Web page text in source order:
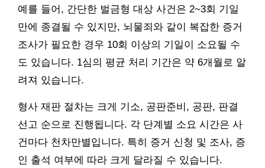
예를 들어, 간단한 벌금형 대상 사건은 2~3회 기일
만에 종결될 수 있지만, 뇌물죄와 같이 복잡한 증거
조사가 필요한 경우 10회 이상의 기일이 소요될 수
도 있습니다. 1심의 평균 처리 기간은 약 6개월로 알
려져 있습니다.
형사 재판 절차는 크게 기소, 공판준비, 공판, 판결
선고 순으로 진행됩니다. 각 단계별 소요 시간은 사
건마다 천차만별입니다. 특히 증거 신청 및 조사, 증
인 출석 여부에 따라 크게 달라질 수 있습니다.